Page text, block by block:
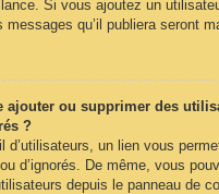
Si vous ajoutez un
messages qu’il publiera seront
ajouter ou supprimer des
?
d’utilisateurs, un lien vous
d’ignorés. De même, vous
depuis le panneau de